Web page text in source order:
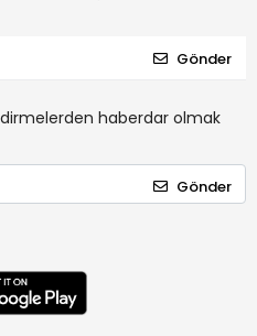
Gönder
haberdar olmak
Gönder